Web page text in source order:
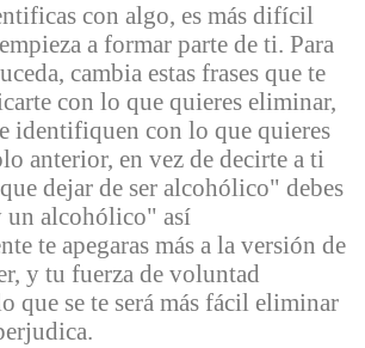
con algo, es más difícil
a formar parte de ti. Para
cambia estas frases que te
con lo que quieres eliminar,
identifiquen con lo que quieres
anterior, en vez de decirte a ti
dejar de ser alcohólico" debes
un alcohólico" así
te apegaras más a la versión de
y tu fuerza de voluntad
que se te será más fácil eliminar